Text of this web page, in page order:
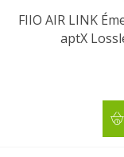
FIIO AIR LINK
aptX